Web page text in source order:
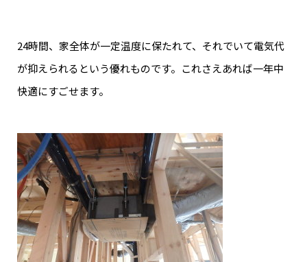
24時間、家全体が一定温度に保たれて、それでいて電気代
が抑えられるという優れものです。これさえあれば一年中
快適にすごせます。